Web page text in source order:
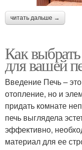
читать дальше →
Как
для вашей
Введение Печь –
отопление, но и
придать комнате
печь выглядела
эффективно,
материал для ее